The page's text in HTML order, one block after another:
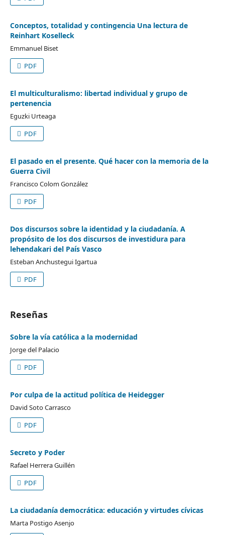
Conceptos, totalidad y contingencia Una lectura de
Reinhart Koselleck
Emmanuel Biset
PDF
El multiculturalismo: libertad individual y grupo de
pertenencia
Eguzki Urteaga
PDF
El pasado en el presente. Qué hacer con la memoria de la
Guerra Civil
Francisco Colom González
PDF
Dos discursos sobre la identidad y la ciudadanía. A
propósito de los dos discursos de investidura para
lehendakari del País Vasco
Esteban Anchustegui Igartua
PDF
Reseñas
Sobre la vía católica a la modernidad
Jorge del Palacio
PDF
Por culpa de la actitud política de Heidegger
David Soto Carrasco
PDF
Secreto y Poder
Rafael Herrera Guillén
PDF
La ciudadanía democrática: educación y virtudes cívicas
Marta Postigo Asenjo